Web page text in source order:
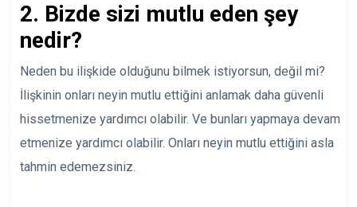
2. Bizde sizi mutlu eden şey
nedir?
Neden bu ilişkide olduğunu bilmek istiyorsun, değil mi?
İlişkinin onları neyin mutlu ettiğini anlamak daha güvenli
hissetmenize yardımcı olabilir. Ve bunları yapmaya devam
etmenize yardımcı olabilir. Onları neyin mutlu ettiğini asla
tahmin edemezsiniz.